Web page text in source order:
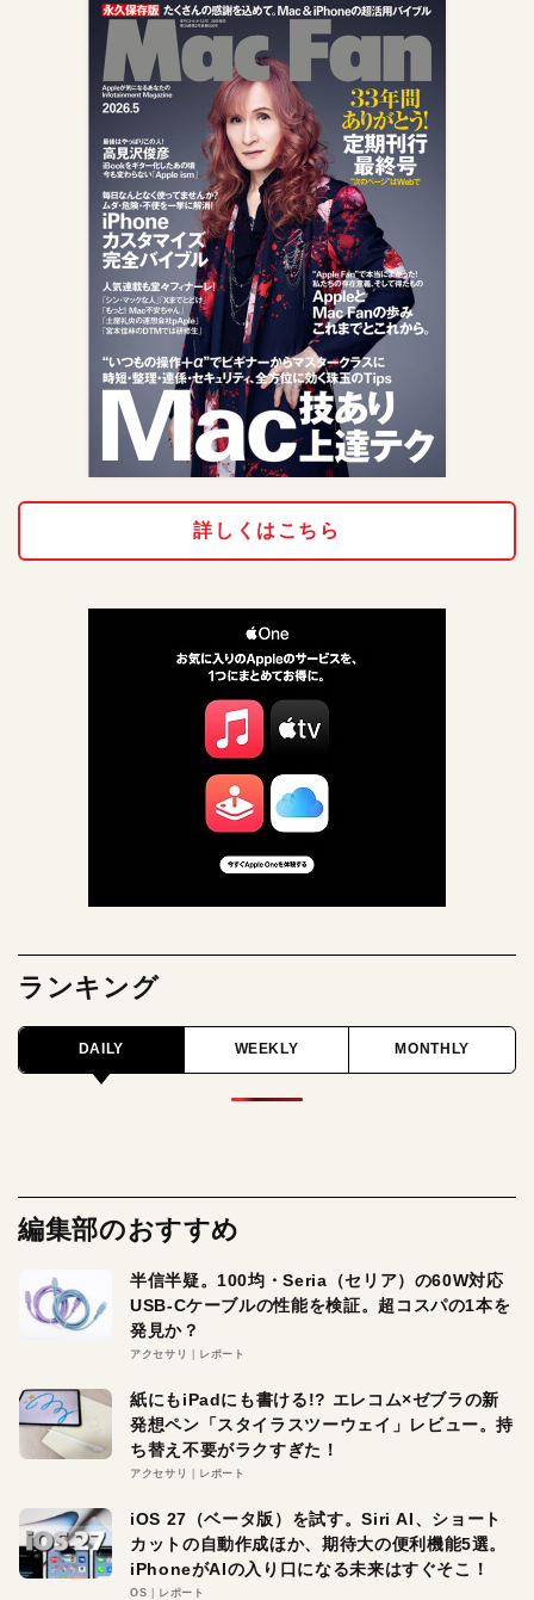
詳しくはこちら
ランキング
DAILY WEEKLY MONTHLY
編集部のおすすめ
半信半疑。100均・Seria（セリア）の60W対応
USB-Cケーブルの性能を検証。超コスパの1本を
発見か？
アクセサリ レポート
紙にもiPadにも書ける!? エレコム×ゼブラの新
発想ペン「スタイラスツーウェイ」レビュー。持
ち替え不要がラクすぎた！
アクセサリ レポート
iOS 27（ベータ版）を試す。Siri AI、ショート
カットの自動作成ほか、期待大の便利機能5選。
iPhoneがAIの入り口になる未来はすぐそこ！
OS レポート